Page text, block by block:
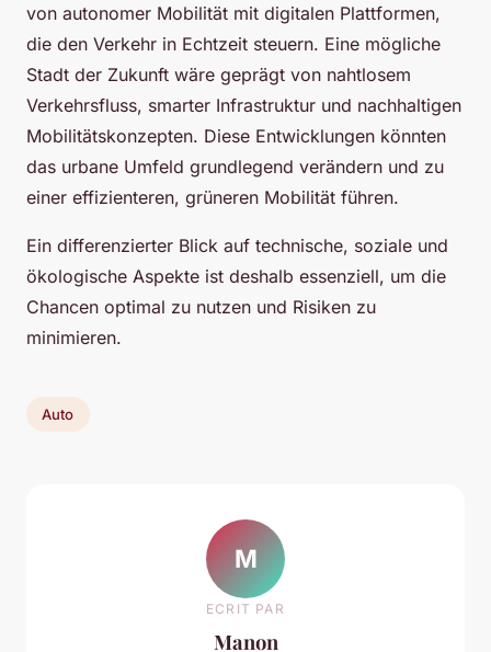
von autonomer Mobilität mit digitalen Plattformen,
die den Verkehr in Echtzeit steuern. Eine mögliche
Stadt der Zukunft wäre geprägt von nahtlosem
Verkehrsfluss, smarter Infrastruktur und nachhaltigen
Mobilitätskonzepten. Diese Entwicklungen könnten
das urbane Umfeld grundlegend verändern und zu
einer effizienteren, grüneren Mobilität führen.
Ein differenzierter Blick auf technische, soziale und
ökologische Aspekte ist deshalb essenziell, um die
Chancen optimal zu nutzen und Risiken zu
minimieren.
Auto
M
ECRIT PAR
Manon